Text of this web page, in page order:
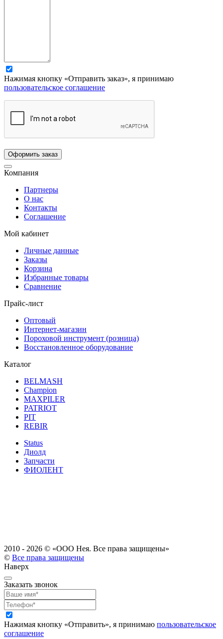
Нажимая кнопку «Отправить заказ», я принимаю
пользовательское соглашение
Компания
Партнеры
О нас
Контакты
Соглашение
Мой кабинет
Личные данные
Заказы
Корзина
Избранные товары
Сравнение
Прайс-лист
Оптовый
Интернет-магазин
Пороховой инструмент (розница)
Восстановленное оборудование
Каталог
BELMASH
Champion
MAXPILER
PATRIOT
PIT
REBIR
Status
Диолд
Запчасти
ФИОЛЕНТ
2010 - 2026 © «ООО Нея. Все права защищены»
© Все права защищены
Наверх
Заказать звонок
Нажимая кнопку «Отправить», я принимаю пользовательское
соглашение